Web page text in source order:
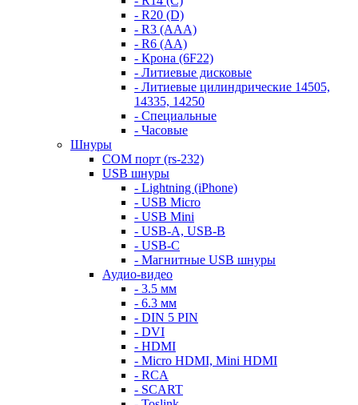
- R20 (D)
- R3 (AAA)
- R6 (AA)
- Крона (6F22)
- Литиевые дисковые
- Литиевые цилиндрические 14505,
14335, 14250
- Специальные
- Часовые
Шнуры
COM порт (rs-232)
USB шнуры
- Lightning (iPhone)
- USB Micro
- USB Mini
- USB-A, USB-B
- USB-C
- Магнитные USB шнуры
Аудио-видео
- 3.5 мм
- 6.3 мм
- DIN 5 PIN
- DVI
- HDMI
- Micro HDMI, Mini HDMI
- RCA
- SCART